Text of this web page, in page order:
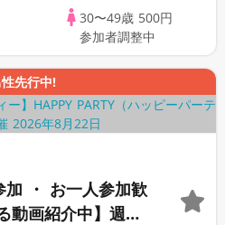
30〜49歳 500円
参加者調整中
先行中!
加 ・ お一人参加歓
動画紹介中】週末